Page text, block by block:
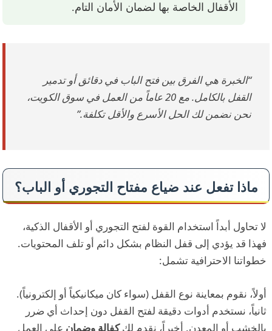
الأقفال الخاصة بها لضمان الأمان التام.
“الخبرة هي الفرق بين فتح الباب في دقائق أو تدمير
القفل بالكامل. مع 20 عاماً من العمل في سوق الكويت،
نحن نضمن لك الحل الأسرع والأقل تكلفة.”
ماذا تفعل عند ضياع مفتاح التجوري أو الباب؟
لا تحاول أبداً استخدام القوة لفتح التجوري أو الأقفال الذكية،
فهذا قد يؤدي إلى قفل النظام بشكل دائم أو تلف المحتويات.
خطواتنا الاحترافية تشمل:
أولاً، نقوم بمعاينة نوع القفل (سواء كان ميكانيكياً أو إلكترونياً).
ثانياً، نستخدم أدوات دقيقة لفتح القفل دون إحداث أي ضرر
بالخشب أو المعدن. أخيراً، نقدم لككفالة وضمان على العمل